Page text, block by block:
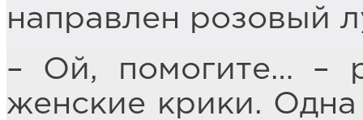
направлен розовый
– Ой, помогите… –
женские крики.